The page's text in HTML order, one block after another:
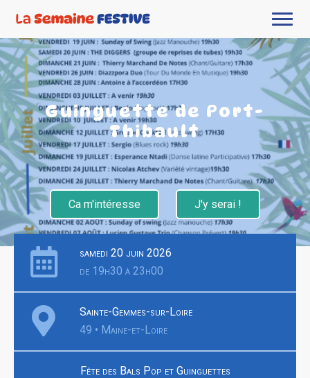
Guinguette de Port-
Thibault
Ca m'intéresse J'y serai !
samedi 20 juin 2026
de 19h30 à 23h00
Sainte-Gemmes-sur-Loire
49 • Maine-et-Loire
Fête des Bals Pop et Guinguettes